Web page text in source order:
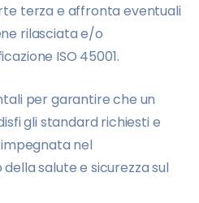
terza e affronta eventuali
rilasciata e/o
ISO 45001.
per garantire che un
gli standard richiesti e
impegnata nel
salute e sicurezza sul